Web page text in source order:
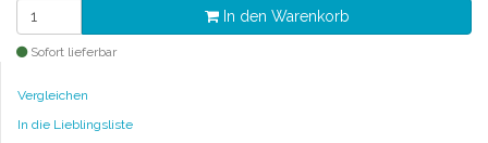
In den Warenkorb
Sofort lieferbar
Vergleichen
In die Lieblingsliste